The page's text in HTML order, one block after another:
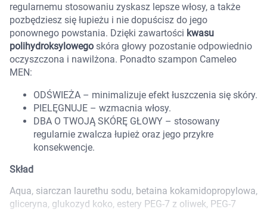
Korzystamy z plików cookies w celu
regularnemu stosowaniu zyskasz lepsze włosy, a także
pozbędziesz się łupieżu i nie dopuścisz do jego
ponownego powstania. Dzięki zawartości kwasu
polihydroksylowego skóra głowy pozostanie odpowiednio
oczyszczona i nawilżona. Ponadto szampon Cameleo
MEN:
ODŚWIEŻA – minimalizuje efekt łuszczenia się skóry.
PIELĘGNUJE – wzmacnia włosy.
DBA O TWOJĄ SKÓRĘ GŁOWY – stosowany
regularnie zwalcza łupież oraz jego przykre
konsekwencje.
Skład
Aqua, siarczan laurethu sodu, betaina kokamidopropylowa,
gliceryna, glukozyd koko, estery PEG-7 z oliwek, PEG-7